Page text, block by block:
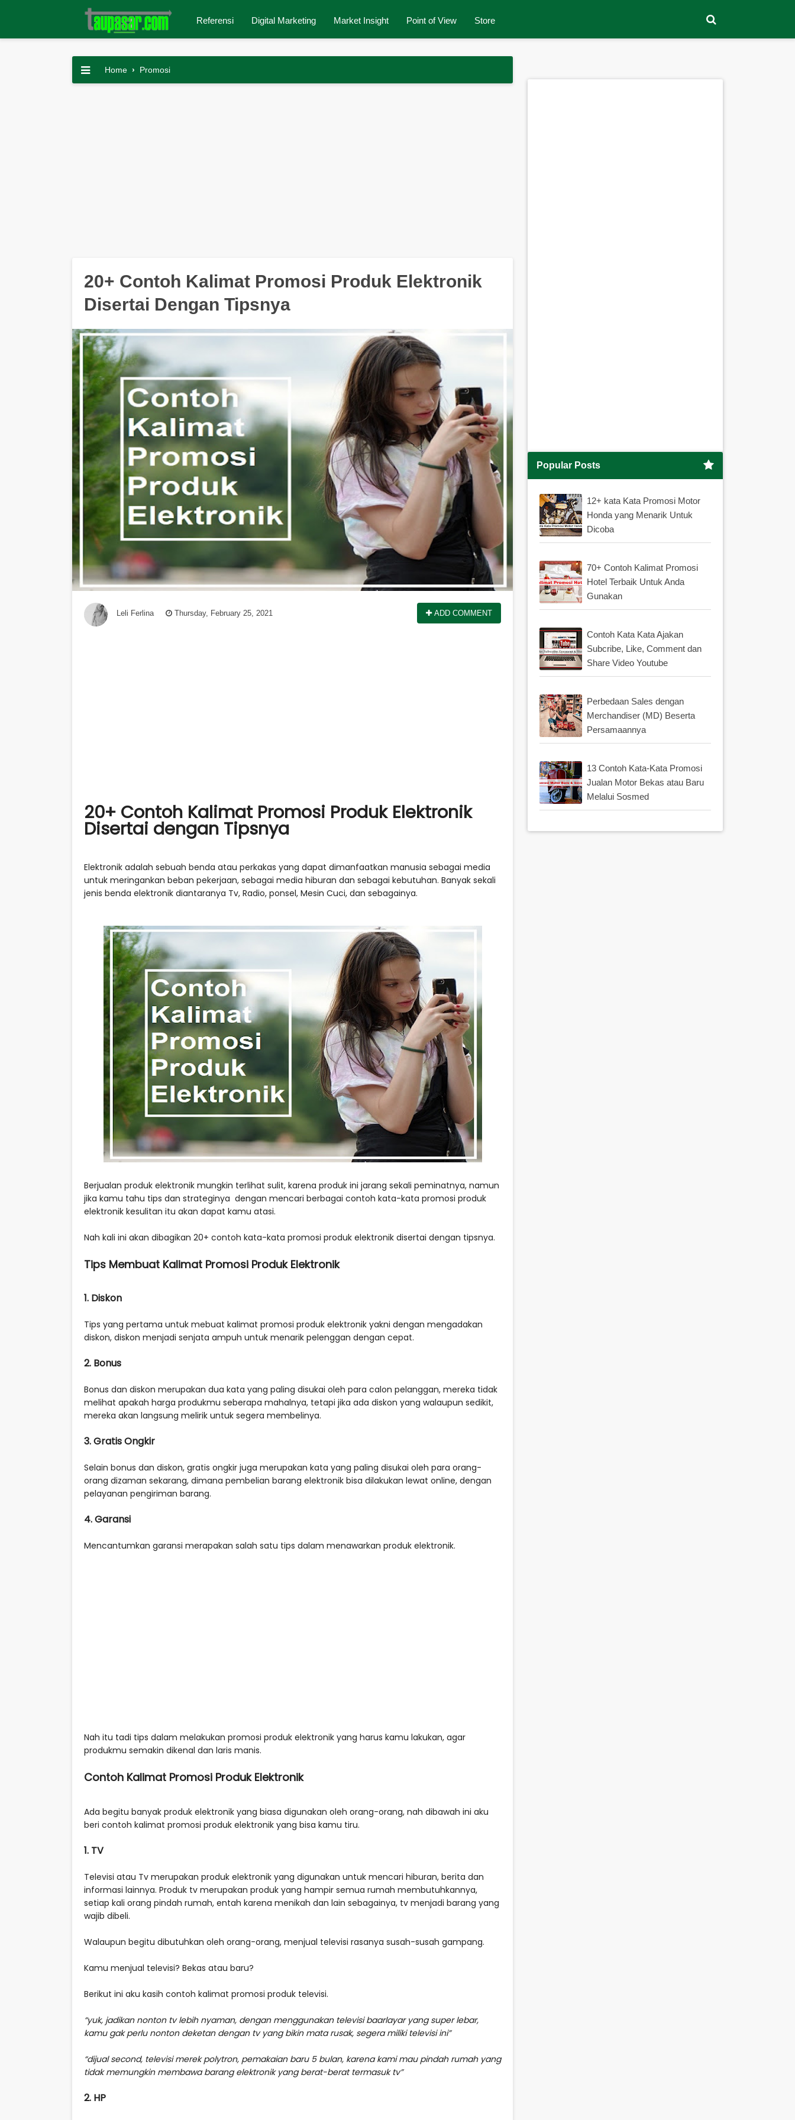
Referensi Digital Marketing Market Insight Point of View Store
Home › Promosi
20+ Contoh Kalimat Promosi Produk Elektronik
Disertai Dengan Tipsnya
Leli Ferlina Thursday, February 25, 2021 ADD COMMENT
20+ Contoh Kalimat Promosi Produk Elektronik
Disertai dengan Tipsnya
Elektronik adalah sebuah benda atau perkakas yang dapat dimanfaatkan manusia sebagai media
untuk meringankan beban pekerjaan, sebagai media hiburan dan sebagai kebutuhan. Banyak sekali
jenis benda elektronik diantaranya Tv, Radio, ponsel, Mesin Cuci, dan sebagainya.
Berjualan produk elektronik mungkin terlihat sulit, karena produk ini jarang sekali peminatnya, namun
jika kamu tahu tips dan strateginya dengan mencari berbagai contoh kata-kata promosi produk
elektronik kesulitan itu akan dapat kamu atasi.
Nah kali ini akan dibagikan 20+ contoh kata-kata promosi produk elektronik disertai dengan tipsnya.
Tips Membuat Kalimat Promosi Produk Elektronik
1. Diskon
Tips yang pertama untuk mebuat kalimat promosi produk elektronik yakni dengan mengadakan
diskon, diskon menjadi senjata ampuh untuk menarik pelenggan dengan cepat.
2. Bonus
Bonus dan diskon merupakan dua kata yang paling disukai oleh para calon pelanggan, mereka tidak
melihat apakah harga produkmu seberapa mahalnya, tetapi jika ada diskon yang walaupun sedikit,
mereka akan langsung melirik untuk segera membelinya.
3. Gratis Ongkir
Selain bonus dan diskon, gratis ongkir juga merupakan kata yang paling disukai oleh para orang-
orang dizaman sekarang, dimana pembelian barang elektronik bisa dilakukan lewat online, dengan
pelayanan pengiriman barang.
4. Garansi
Mencantumkan garansi merapakan salah satu tips dalam menawarkan produk elektronik.
Nah itu tadi tips dalam melakukan promosi produk elektronik yang harus kamu lakukan, agar
produkmu semakin dikenal dan laris manis.
Contoh Kalimat Promosi Produk Elektronik
Ada begitu banyak produk elektronik yang biasa digunakan oleh orang-orang, nah dibawah ini aku
beri contoh kalimat promosi produk elektronik yang bisa kamu tiru.
1. TV
Televisi atau Tv merupakan produk elektronik yang digunakan untuk mencari hiburan, berita dan
informasi lainnya. Produk tv merupakan produk yang hampir semua rumah membutuhkannya,
setiap kali orang pindah rumah, entah karena menikah dan lain sebagainya, tv menjadi barang yang
wajib dibeli.
Walaupun begitu dibutuhkan oleh orang-orang, menjual televisi rasanya susah-susah gampang.
Kamu menjual televisi? Bekas atau baru?
Berikut ini aku kasih contoh kalimat promosi produk televisi.
“yuk, jadikan nonton tv lebih nyaman, dengan menggunakan televisi baarlayar yang super lebar,
kamu gak perlu nonton deketan dengan tv yang bikin mata rusak, segera miliki televisi ini”
“dijual second, televisi merek polytron, pemakaian baru 5 bulan, karena kami mau pindah rumah yang
tidak memungkin membawa barang elektronik yang berat-berat termasuk tv”
2. HP
Popular Posts
12+ kata Kata Promosi Motor
Honda yang Menarik Untuk
Dicoba
70+ Contoh Kalimat Promosi
Hotel Terbaik Untuk Anda
Gunakan
Contoh Kata Kata Ajakan
Subcribe, Like, Comment dan
Share Video Youtube
Perbedaan Sales dengan
Merchandiser (MD) Beserta
Persamaannya
13 Contoh Kata-Kata Promosi
Jualan Motor Bekas atau Baru
Melalui Sosmed